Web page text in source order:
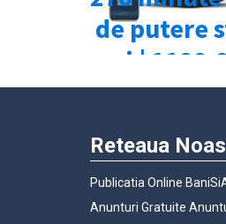
Reteaua
Publicatia Online
Anunturi Gratuite